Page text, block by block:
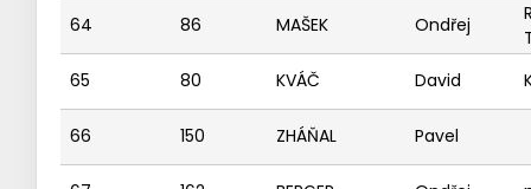
64 86 MAŠEK Ondřej
65
80 KVÁČ David
66 150 ZHÁŇAL Pavel